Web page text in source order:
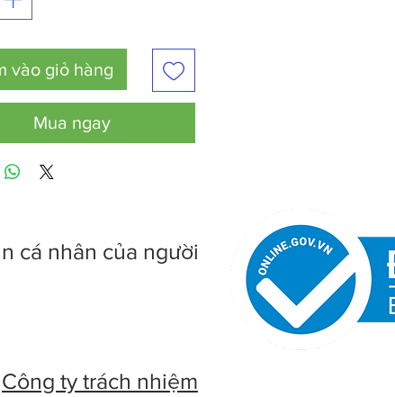
vào giỏ hàng
Mua ngay
cá nhân của người
Công ty trách nhiệm